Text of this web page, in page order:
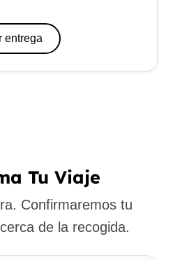
entrega
Tu Viaje
Confirmaremos tu
de la recogida.